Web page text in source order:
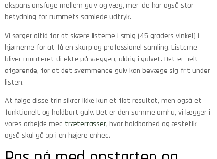
ekspansionsfuge mellem gulv og væg, men de har også stor
betydning for rummets samlede udtryk.
Vi sørger altid for at skære listerne i smig (45 graders vinkel) i
hjørnerne for at få en skarp og professionel samling. Listerne
bliver monteret direkte på væggen, aldrig i gulvet. Det er helt
afgørende, for at det svømmende gulv kan bevæge sig frit under
listen.
At følge disse trin sikrer ikke kun et flot resultat, men også et
funktionelt og holdbart gulv. Det er den samme omhu, vi lægger i
vores arbejde med træterrasser, hvor holdbarhed og æstetik
også skal gå op i en højere enhed.